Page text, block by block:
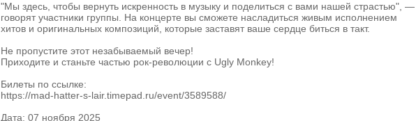
"Мы здесь, чтобы вернуть искренность в музыку и поделиться с вами нашей страстью", —
говорят участники группы. На концерте вы сможете насладиться живым исполнением
хитов и оригинальных композиций, которые заставят ваше сердце биться в такт.
Не пропустите этот незабываемый вечер!
Приходите и станьте частью рок-революции с Ugly Monkey!
Билеты по ссылке:
https://mad-hatter-s-lair.timepad.ru/event/3589588/
Дата: 07 ноября 2025